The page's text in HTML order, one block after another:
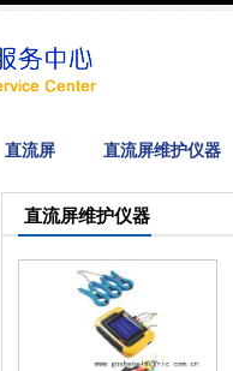
直流屏 直流屏维护仪器
直流屏维护仪器